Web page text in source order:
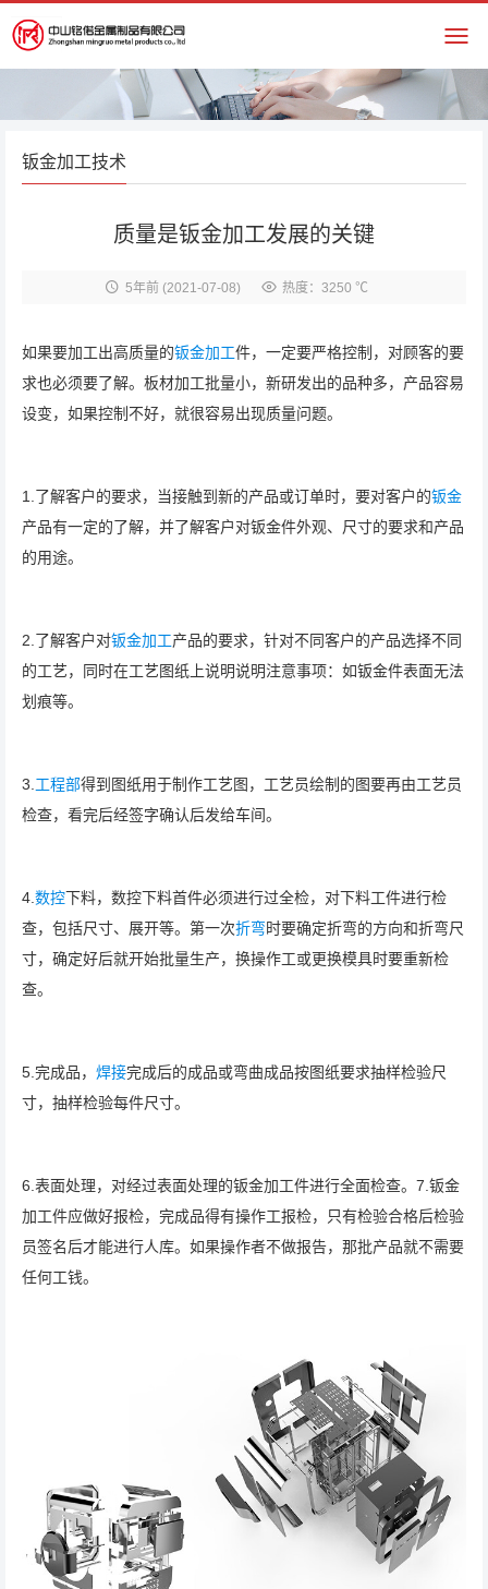
钣金加工技术
质量是钣金加工发展的关键
5年前(2021-07-08) 热度：3250 ℃
如果要加工出高质量的钣金加工件，一定要严格控制，对顾客的要
求也必须要了解。板材加工批量小，新研发出的品种多，产品容易
设变，如果控制不好，就很容易出现质量问题。
1.了解客户的要求，当接触到新的产品或订单时，要对客户的钣金
产品有一定的了解，并了解客户对钣金件外观、尺寸的要求和产品
的用途。
2.了解客户对钣金加工产品的要求，针对不同客户的产品选择不同
的工艺，同时在工艺图纸上说明说明注意事项：如钣金件表面无法
划痕等。
3. 工程部得到图纸用于制作工艺图，工艺员绘制的图要再由工艺员
检查，看完后经签字确认后发给车间。
4. 数控下料，数控下料首件必须进行过全检，对下料工件进行检
查，包括尺寸、展开等。第一次折弯时要确定折弯的方向和折弯尺
寸，确定好后就开始批量生产，换操作工或更换模具时要重新检
查。
5.完成品， 焊接完成后的成品或弯曲成品按图纸要求抽样检验尺
寸，抽样检验每件尺寸。
6.表面处理，对经过表面处理的钣金加工件进行全面检查。7.钣金
加工件应做好报检，完成品得有操作工报检，只有检验合格后检验
员签名后才能进行人库。如果操作者不做报告，那批产品就不需要
任何工钱。